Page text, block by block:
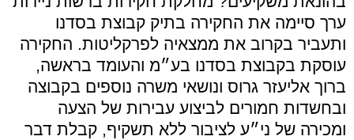
ערך סיימה את החקירה בתיק קבוצת בסדנו
ותעביר בקרוב את ממצאיה לפרקליטות. החקירה
עוסקת בקבוצת בסדנו בע״מ והעומד בראשה,
ברוך אליעזר גרוס ונושאי משרה נוספים בקבוצה
ובחשדות חמורים לביצוע עבירות של הצעה
ומכירה של ני״ע לציבור ללא תשקיף, קבלת דבר